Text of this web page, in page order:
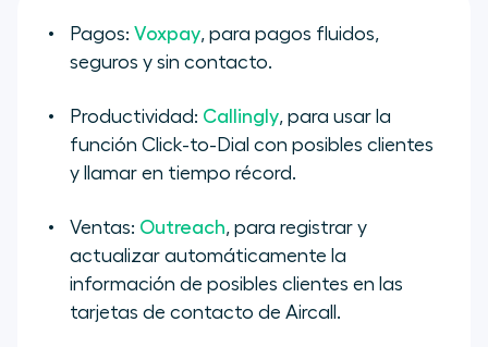
Pagos: Voxpay, para pagos fluidos,
seguros y sin contacto.
Productividad: Callingly, para usar la
función Click-to-Dial con posibles clientes
y llamar en tiempo récord.
Ventas: Outreach, para registrar y
actualizar automáticamente la
información de posibles clientes en las
tarjetas de contacto de Aircall.